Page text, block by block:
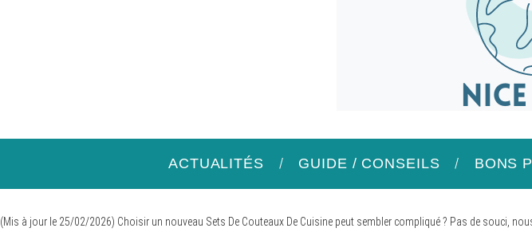
ACTUALITÉS GUIDE / CONSEILS BONS
(Mis à jour le 25/02/2026) Choisir un nouveau Sets De Couteaux De Cuisine peut sembler compliqué ? Pas de souci,